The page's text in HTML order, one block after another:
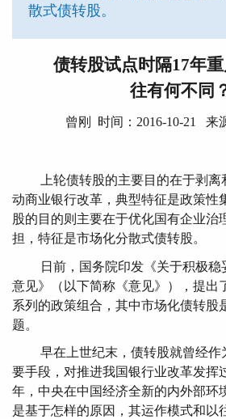
散式债转股。
债转股试点时隔17年
往有何不同
曾刚 时间：2016-10-21 来
上轮债转股的主要目的在于剥
动商业银行改革，典型特征是政策性
股的目的则主要在于优化国有企业治
担，特征是市场化分散式债转股。
日前，国务院印发《关于积极
意见》（以下简称《意见》），提出
系列的政策组合，其中市场化债转股
题。
早在上世纪末，债转股就曾经作
要手段，对推进我国银行业改革发挥
年，中央在中国经济全新的内外部环
是基于怎样的原因，其运作模式和以